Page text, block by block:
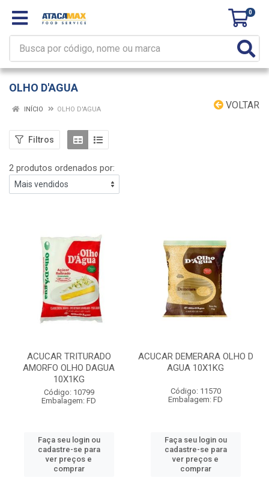
0
OLHO D'AGUA
VOLTAR
INÍCIO OLHO D'AGUA
Filtros
2 produtos ordenados por:
ACUCAR TRITURADO
AMORFO OLHO DAGUA
10X1KG
Código: 10799
Embalagem: FD
Faça seu login ou
cadastre-se para
ver preços e
comprar
ACUCAR DEMERARA OLHO D
AGUA 10X1KG
Código: 11570
Embalagem: FD
Faça seu login ou
cadastre-se para
ver preços e
comprar